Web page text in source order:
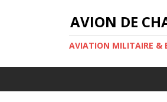
AVION DE
AVIATION MILITAIRE &